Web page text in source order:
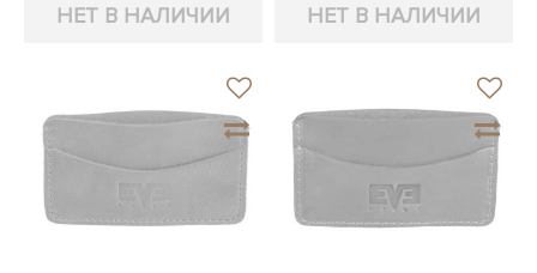
НЕТ В НАЛИЧИИ
НЕТ В НАЛИЧИИ